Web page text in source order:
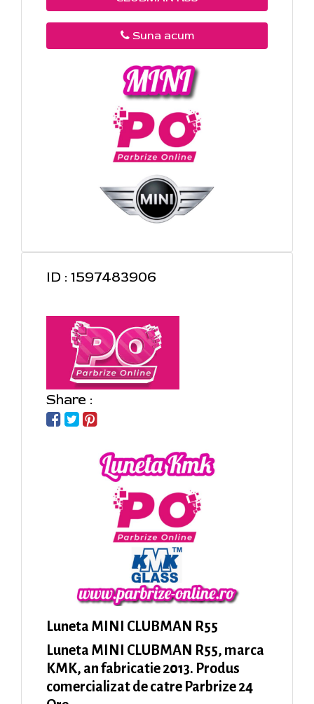
Suna acum
ID : 1597483906
Share :
Luneta MINI CLUBMAN R55
Luneta MINI CLUBMAN R55, marca
KMK, an fabricatie 2013. Produs
comercializat de catre Parbrize 24